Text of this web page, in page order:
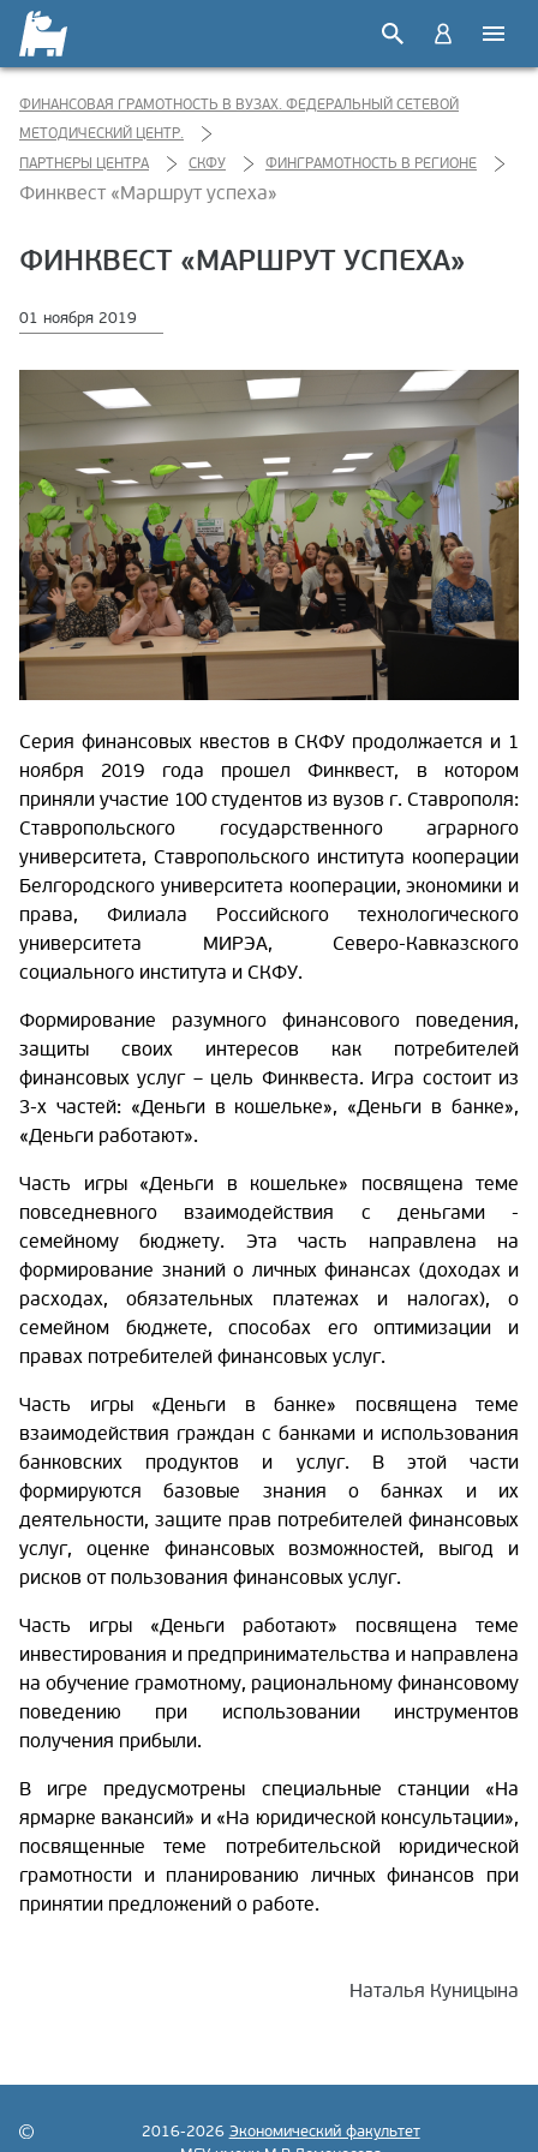
ФИНАНСОВАЯ ГРАМОТНОСТЬ В ВУЗАХ. ФЕДЕРАЛЬНЫЙ СЕТЕВОЙ
МЕТОДИЧЕСКИЙ ЦЕНТР.
ПАРТНЕРЫ ЦЕНТРА
СКФУ ФИНГРАМОТНОСТЬ В РЕГИОНЕ
Финквест «Маршрут успеха»
ФИНКВЕСТ «МАРШРУТ УСПЕХА»
01 ноября 2019
Серия финансовых квестов в СКФУ продолжается и 1
ноября 2019 года прошел Финквест, в котором
приняли участие 100 студентов из вузов г. Ставрополя:
Ставропольского государственного аграрного
университета, Ставропольского института кооперации
Белгородского университета кооперации, экономики и
права, Филиала Российского технологического
университета МИРЭА, Северо-Кавказского
социального института и СКФУ.
Формирование разумного финансового поведения,
защиты своих интересов как потребителей
финансовых услуг – цель Финквеста. Игра состоит из
3-х частей: «Деньги в кошельке», «Деньги в банке»,
«Деньги работают».
Часть игры «Деньги в кошельке» посвящена теме
повседневного взаимодействия с деньгами -
семейному бюджету. Эта часть направлена на
формирование знаний о личных финансах (доходах и
расходах, обязательных платежах и налогах), о
семейном бюджете, способах его оптимизации и
правах потребителей финансовых услуг.
Часть игры «Деньги в банке» посвящена теме
взаимодействия граждан с банками и использования
банковских продуктов и услуг. В этой части
формируются базовые знания о банках и их
деятельности, защите прав потребителей финансовых
услуг, оценке финансовых возможностей, выгод и
рисков от пользования финансовых услуг.
Часть игры «Деньги работают» посвящена теме
инвестирования и предпринимательства и направлена
на обучение грамотному, рациональному финансовому
поведению при использовании инструментов
получения прибыли.
В игре предусмотрены специальные станции «На
ярмарке вакансий» и «На юридической консультации»,
посвященные теме потребительской юридической
грамотности и планированию личных финансов при
принятии предложений о работе.
Наталья Куницына
2016-2026 Экономический факультет